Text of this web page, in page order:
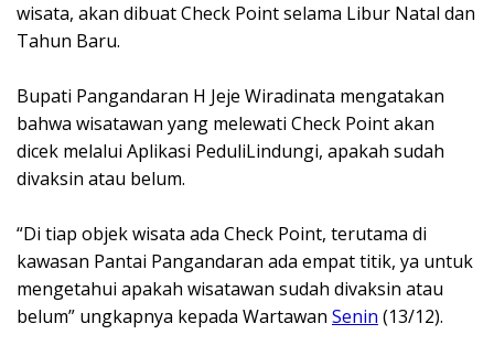
wisata, akan dibuat Check Point selama Libur Natal dan
Tahun Baru.
Bupati Pangandaran H Jeje Wiradinata mengatakan
bahwa wisatawan yang melewati Check Point akan
dicek melalui Aplikasi PeduliLindungi, apakah sudah
divaksin atau belum.
“Di tiap objek wisata ada Check Point, terutama di
kawasan Pantai Pangandaran ada empat titik, ya untuk
mengetahui apakah wisatawan sudah divaksin atau
belum” ungkapnya kepada Wartawan Senin (13/12).